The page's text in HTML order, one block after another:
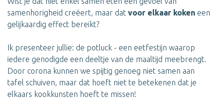
samenhorigheid creëert, maar dat voor elkaar koken een
gelijkaardig effect bereikt?
Ik presenteer jullie: de potluck - een eetfestijn waarop
iedere genodigde een deeltje van de maaltijd meebrengt.
Door corona kunnen we spijtig genoeg niet samen aan
tafel schuiven, maar dat hoeft niet te betekenen dat je
elkaars kookkunsten hoeft te missen!